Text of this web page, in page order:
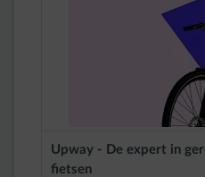
Upway - De expert in
fietsen